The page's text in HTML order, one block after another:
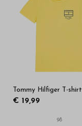
Tommy Hilfiger T-shirt
€ 19,99
98